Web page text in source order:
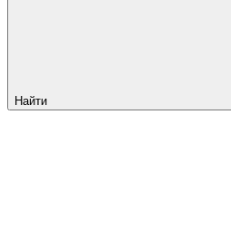
Найти